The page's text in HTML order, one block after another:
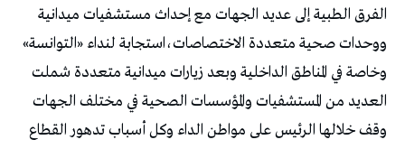
الفرق الطبية إلى عديد الجهات مع إحداث مستشفيات ميدانية
ووحدات صحية متعددة الاختصاصات،استجابة لنداء «التوانسة»
وخاصة في المناطق الداخلية وبعد زيارات ميدانية متعددة شملت
العديد من المستشفيات والمؤسسات الصحية في مختلف الجهات
وقف خلالها الرئيس على مواطن الداء وكل أسباب تدهور القطاع